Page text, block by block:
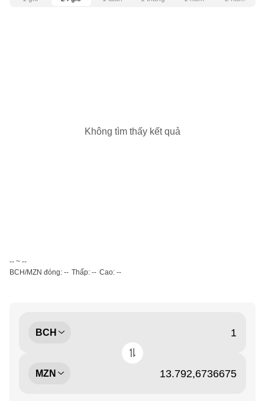
Không tìm thấy kết quả
-- ~ --
BCH/MZN đóng: -- Thấp: -- Cao: --
BCH
MZN